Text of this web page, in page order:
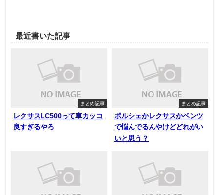
最近書いた記事
まとめ記事
レクサスLC500って車カッコ
良すぎるやろ
まとめ記事
ポルシェかレクサスかベンツ
で悩んでるんやけどどれがい
いと思う？